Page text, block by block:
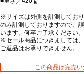
※サイズは外側を計測してお
のみ計測しておりますので、
います。何卒ご了承ください。
※セール商品につきましては
ご返品はお承りできません。
この商品は完売